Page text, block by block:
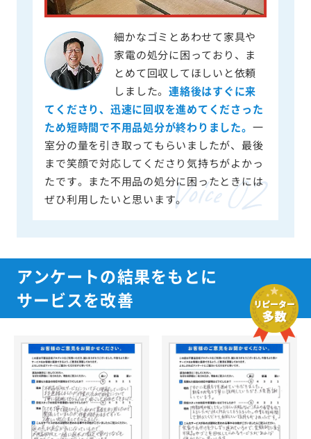
細かなゴミとあわせて家具や
家電の処分に困っており、ま
とめて回収してほしいと依頼
しました。連絡後はすぐに来
てくださり、迅速に回収を進めてくださった
ため短時間で不用品処分が終わりました。 一
室分の量を引き取ってもらいましたが、最後
まで笑顔で対応してくださり気持ちがよかっ
たです。また不用品の処分に困ったときには
ぜひ利用したいと思います。
アンケートの結果をもとに
サービスを改善